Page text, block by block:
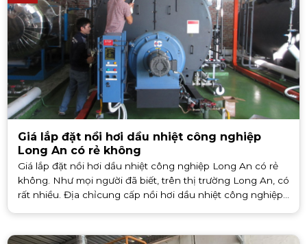
Giá lắp đặt nồi hơi dầu nhiệt công nghiệp
Long An có rẻ không
Giá lắp đặt nồi hơi dầu nhiệt công nghiệp Long An có rẻ
không. Như mọi người đã biết, trên thị trường Long An, có
rất nhiều. Địa chỉcung cấp nồi hơi dầu nhiệt công nghiệp